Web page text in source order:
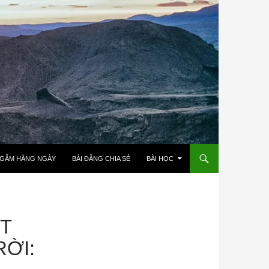
HẰNG NGÀY BÀI ĐĂNG CHIA SẺ BÀI HỌC